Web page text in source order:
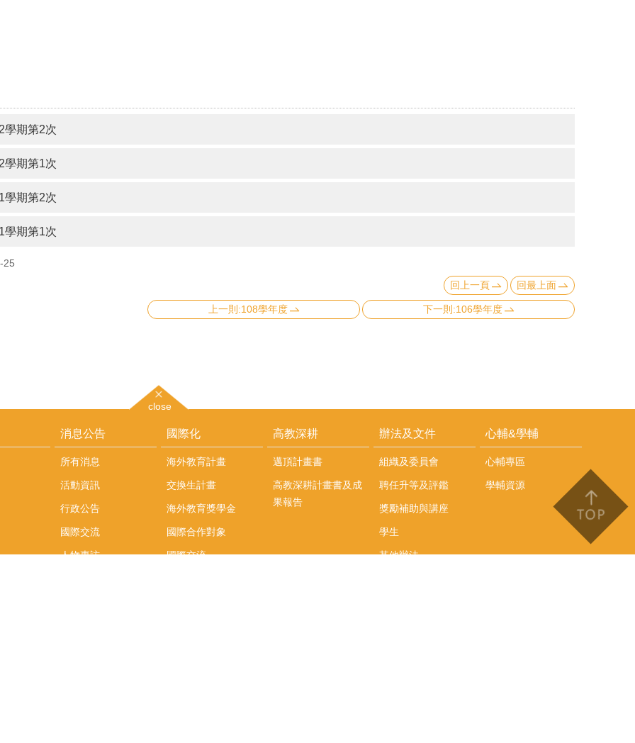
學期第2次
學期第1次
學期第2次
學期第1次
25
回上一頁
回最上面
上一則:108學年度 下一則:106學年度
close
消息公告
所有消息
活動資訊
行政公告
國際交流
人物專訪
國際化
海外教育計畫
交換生計畫
海外教育獎學金
國際合作對象
國際交流
高教深耕
邁頂計畫書
高教深耕計畫書及成
果報告
辦法及文件
組織及委員會
聘任升等及評鑑
獎勵補助與講座
學生
其他辦法
心輔&學輔
心輔專區
學輔資源